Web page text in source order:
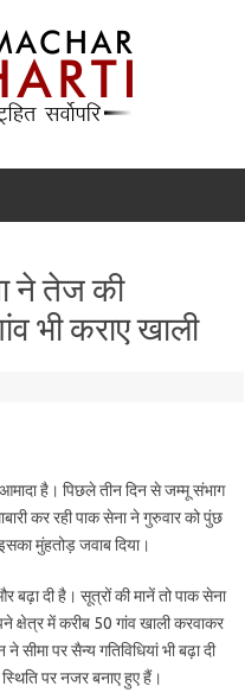
ने तेज की
भी कराए खाली
आमादा है। पिछले तीन दिन से जम्मू संभाग
कर रही पाक सेना ने गुरुवार को पुंछ
मुंहतोड़ जवाब दिया।
बढ़ा दी है। सूत्रों की मानें तो पाक सेना
क्षेत्र में करीब 50 गांव खाली करवाकर
सीमा पर सैन्य गतिविधियां भी बढ़ा दी
स्थिति पर नजर बनाए हुए हैं।